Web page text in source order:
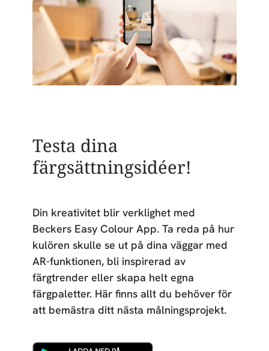
Testa dina
färgsättningsidéer!
Din kreativitet blir verklighet med
Beckers Easy Colour App. Ta reda på hur
kulören skulle se ut på dina väggar med
AR-funktionen, bli inspirerad av
färgtrender eller skapa helt egna
färgpaletter. Här finns allt du behöver för
att bemästra ditt nästa målningsprojekt.